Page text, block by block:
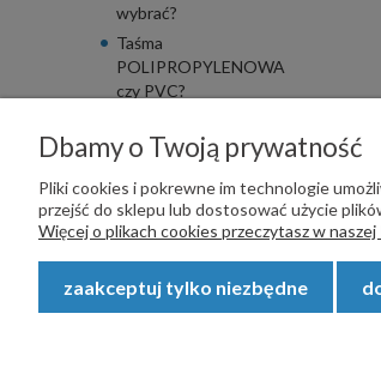
wybrać?
Taśma
POLIPROPYLENOWA
czy PVC?
PŁATNOŚCI
Dbamy o Twoją prywatność
Pliki cookies i pokrewne im technologie
przejść do sklepu lub dostosować użycie
Więcej o plikach cookies przeczytasz w
zaakceptuj tylko niezbędne